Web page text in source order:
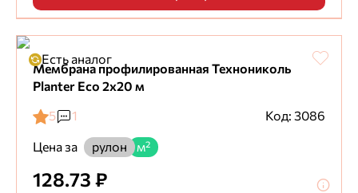
Есть аналог
Мембрана профилированная Технониколь
Planter Eco 2х20 м
5
1
Код: 3086
Цена за
рулон м²
128.73 ₽